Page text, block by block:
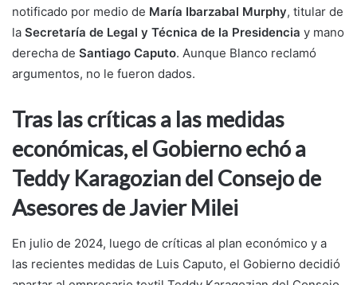
notificado por medio de María Ibarzabal Murphy, titular de
la Secretaría de Legal y Técnica de la Presidencia y mano
derecha de Santiago Caputo. Aunque Blanco reclamó
argumentos, no le fueron dados.
Tras las críticas a las medidas
económicas, el Gobierno echó a
Teddy Karagozian del Consejo de
Asesores de Javier Milei
En julio de 2024, luego de críticas al plan económico y a
las recientes medidas de Luis Caputo, el Gobierno decidió